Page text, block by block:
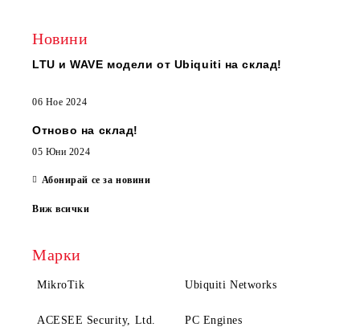
Новини
LTU и WAVE модели от Ubiquiti на склад!
06 Ное 2024
Отново на склад!
05 Юни 2024
Абонирай се за новини
Виж всички
Марки
MikroTik Ubiquiti Networks
ACESEE Security, Ltd. PC Engines